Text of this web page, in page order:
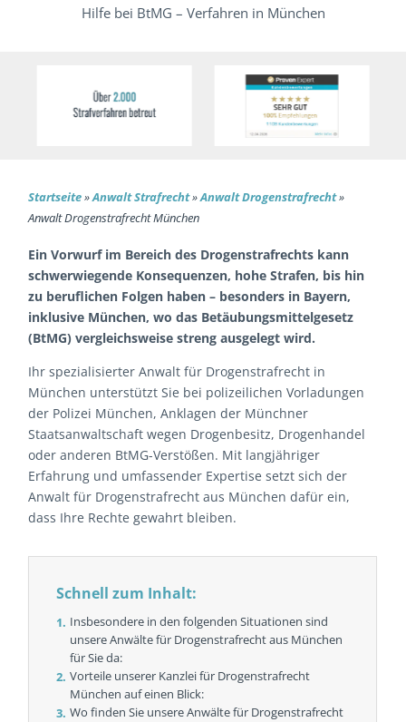
Hilfe bei BtMG – Verfahren in München
Startseite»Anwalt Strafrecht»Anwalt Drogenstrafrecht»
Anwalt Drogenstrafrecht München
Ein Vorwurf im Bereich des Drogenstrafrechts kann
schwerwiegende Konsequenzen, hohe Strafen, bis hin
zu beruflichen Folgen haben – besonders in Bayern,
inklusive München, wo das Betäubungsmittelgesetz
(BtMG) vergleichsweise streng ausgelegt wird.
Ihr spezialisierter Anwalt für Drogenstrafrecht in
München unterstützt Sie bei polizeilichen Vorladungen
der Polizei München, Anklagen der Münchner
Staatsanwaltschaft wegen Drogenbesitz, Drogenhandel
oder anderen BtMG-Verstößen. Mit langjähriger
Erfahrung und umfassender Expertise setzt sich der
Anwalt für Drogenstrafrecht aus München dafür ein,
dass Ihre Rechte gewahrt bleiben.
Schnell zum Inhalt:
Insbesondere in den folgenden Situationen sind
unsere Anwälte für Drogenstrafrecht aus München
für Sie da:
Vorteile unserer Kanzlei für Drogenstrafrecht
München auf einen Blick:
Wo finden Sie unsere Anwälte für Drogenstrafrecht